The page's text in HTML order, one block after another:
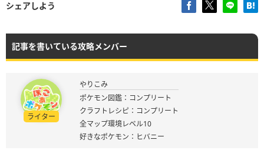
シェアしよう
記事を書いている攻略メンバー
ライター
やりこみ
ポケモン図鑑：コンプリート
クラフトレシピ：コンプリート
全マップ環境レベル10
好きなポケモン：ヒバニー